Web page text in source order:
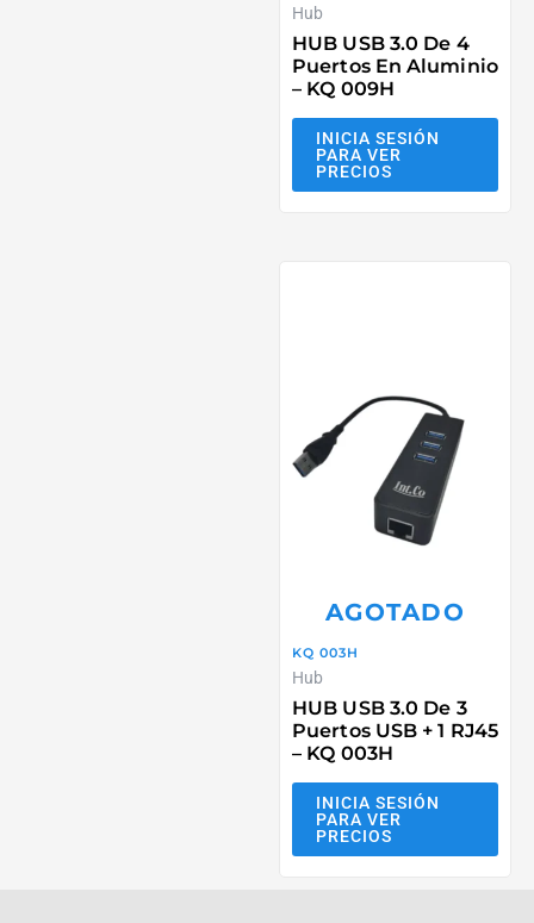
Hub
HUB USB 3.0 De 4
Puertos En Aluminio
– KQ 009H
INICIA SESIÓN
PARA VER
PRECIOS
AGOTADO
KQ 003H
Hub
HUB USB 3.0 De 3
Puertos USB + 1 RJ45
– KQ 003H
INICIA SESIÓN
PARA VER
PRECIOS